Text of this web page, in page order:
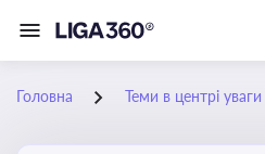
Головна Теми в центрі уваги